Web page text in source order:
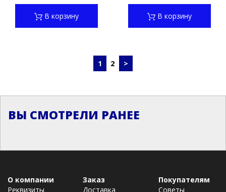
В корзину В корзину
1 2 >
ВЫ СМОТРЕЛИ РАНЕЕ
О компании
Реквизиты
Заказ
Доставка
Покупателям
Советы